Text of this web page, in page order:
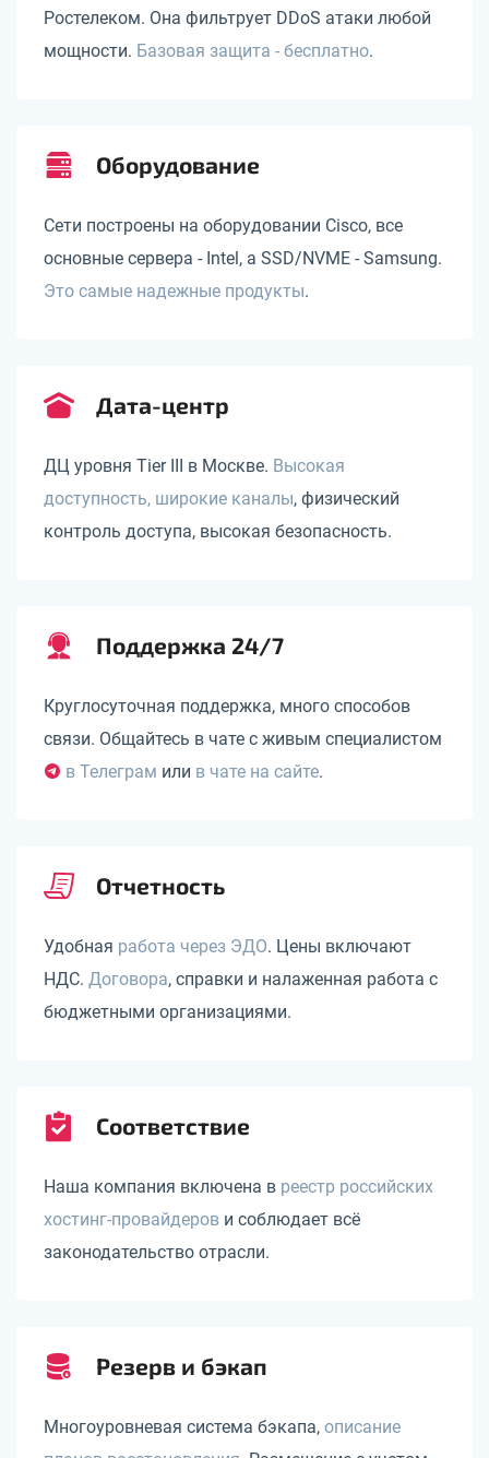
Ростелеком. Она фильтрует DDoS атаки любой
мощности. Базовая защита - бесплатно.
Оборудование
Сети построены на оборудовании Cisco, все
основные сервера - Intel, а SSD/NVME - Samsung.
Это самые надежные продукты.
Дата-центр
ДЦ уровня Tier III в Москве. Высокая
доступность, широкие каналы, физический
контроль доступа, высокая безопасность.
Поддержка 24/7
Круглосуточная поддержка, много способов
связи. Общайтесь в чате с живым специалистом
в Телеграм или в чате на сайте.
Отчетность
Удобная работа через ЭДО. Цены включают
НДС. Договора, справки и налаженная работа с
бюджетными организациями.
Соответствие
Наша компания включена в реестр российских
хостинг-провайдеров и соблюдает всё
законодательство отрасли.
Резерв и бэкап
Многоуровневая система бэкапа, описание